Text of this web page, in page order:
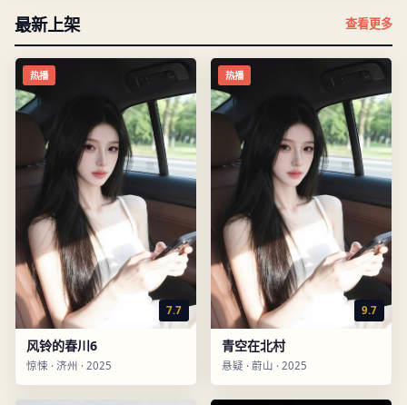
最新上架 查看更多
热播
7.7
风铃的春川6
惊悚 · 济州 · 2025
热播
9.7
青空在北村
悬疑 · 蔚山 · 2025